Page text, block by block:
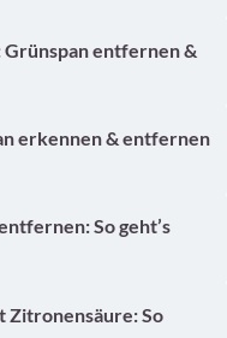
entfernen &
erkennen & entfernen
So geht’s
Zitronensäure: So